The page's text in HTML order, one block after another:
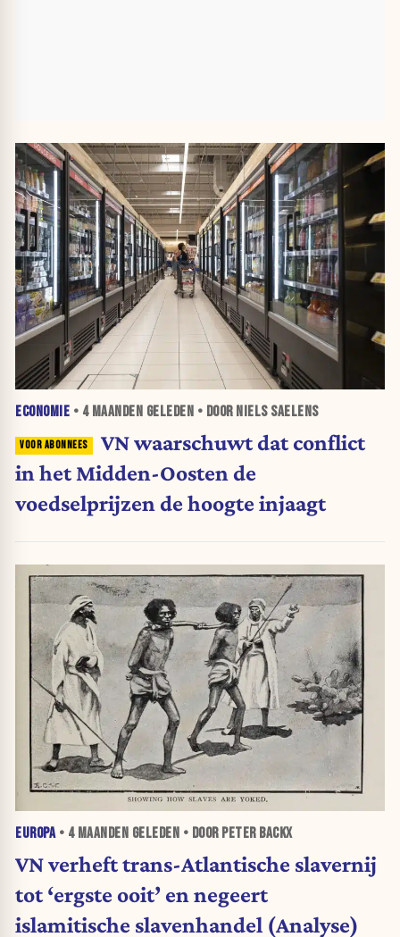
ECONOMIE • 4 MAANDEN GELEDEN • DOOR NIELS SAELENS
VN waarschuwt dat conflict
in het Midden-Oosten de
voedselprijzen de hoogte injaagt
EUROPA• 4 MAANDEN GELEDEN • DOOR PETER BACKX
VN verheft trans-Atlantische slavernij
tot ‘ergste ooit’ en negeert
islamitische slavenhandel (Analyse)